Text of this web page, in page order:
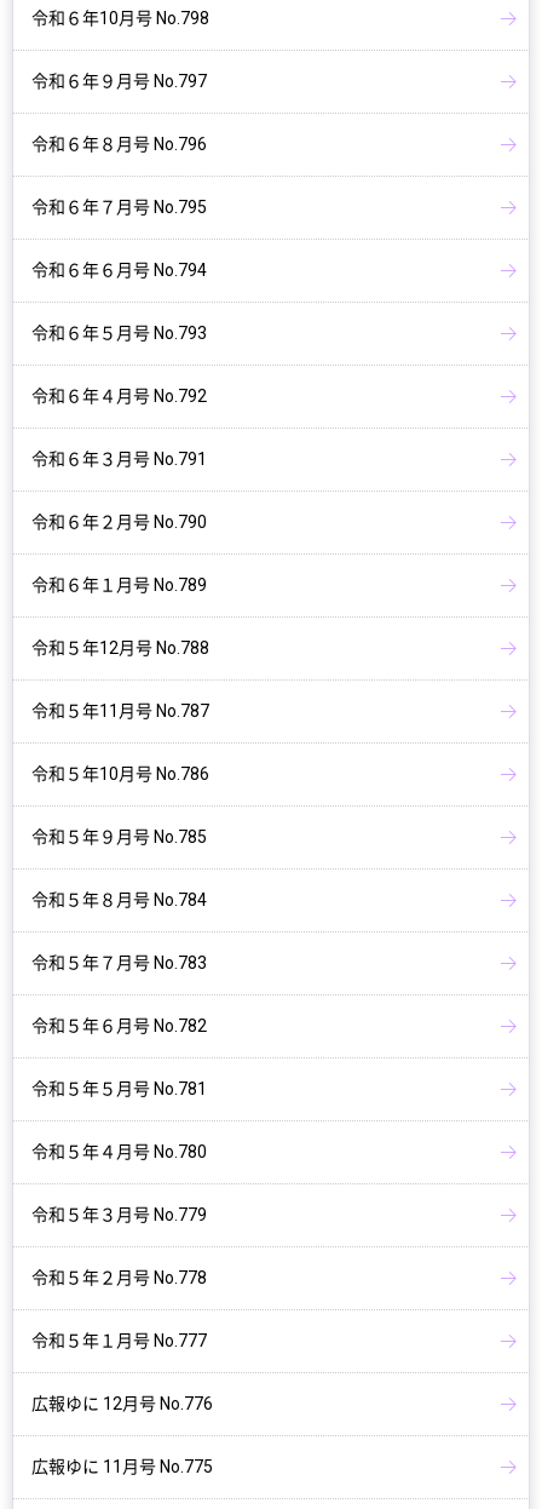
令和６年10月号 No.798
令和６年９月号 No.797
令和６年８月号 No.796
令和６年７月号 No.795
令和６年６月号 No.794
令和６年５月号 No.793
令和６年４月号 No.792
令和６年３月号 No.791
令和６年２月号 No.790
令和６年１月号 No.789
令和５年12月号 No.788
令和５年11月号 No.787
令和５年10月号 No.786
令和５年９月号 No.785
令和５年８月号 No.784
令和５年７月号 No.783
令和５年６月号 No.782
令和５年５月号 No.781
令和５年４月号 No.780
令和５年３月号 No.779
令和５年２月号 No.778
令和５年１月号 No.777
広報ゆに 12月号 No.776
広報ゆに 11月号 No.775